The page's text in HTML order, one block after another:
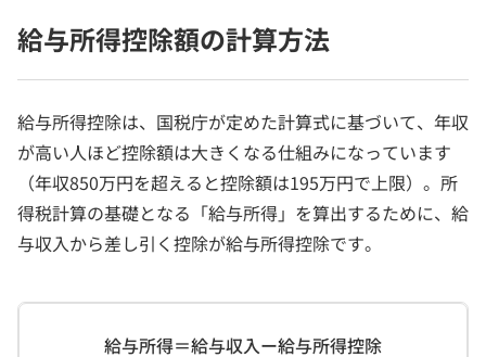
給与所得控除額の計算方法
給与所得控除は、国税庁が定めた計算式に基づいて、年収
が高い人ほど控除額は大きくなる仕組みになっています
（年収850万円を超えると控除額は195万円で上限）。所
得税計算の基礎となる「給与所得」を算出するために、給
与収入から差し引く控除が給与所得控除です。
給与所得＝給与収入ー給与所得控除